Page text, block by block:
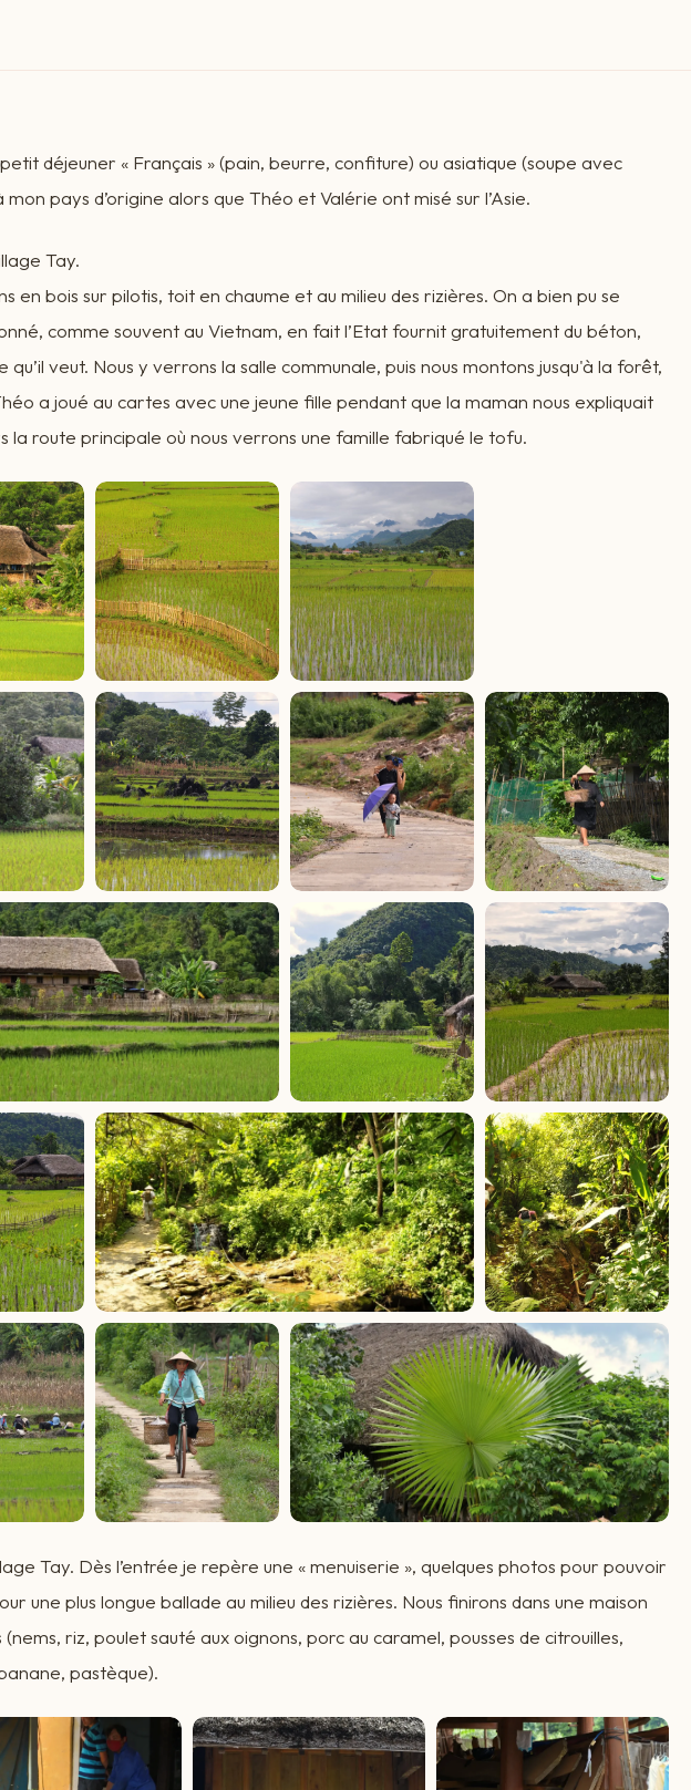
déjeuner « Français » (pain, beurre, confiture) ou asiatique (soupe avec
pays d’origine alors que Théo et Valérie ont misé sur l’Asie.
Tay.
en bois sur pilotis, toit en chaume et au milieu des rizières. On a bien pu se
comme souvent au Vietnam, en fait l’Etat fournit gratuitement du béton,
veut. Nous y verrons la salle communale, puis nous montons jusqu'à la forêt,
a joué au cartes avec une jeune fille pendant que la maman nous expliquait
la route principale où nous verrons une famille fabriqué le tofu.
Tay. Dès l’entrée je repère une « menuiserie », quelques photos pour pouvoir
une plus longue ballade au milieu des rizières. Nous finirons dans une maison
riz, poulet sauté aux oignons, porc au caramel, pousses de citrouilles,
pastèque).